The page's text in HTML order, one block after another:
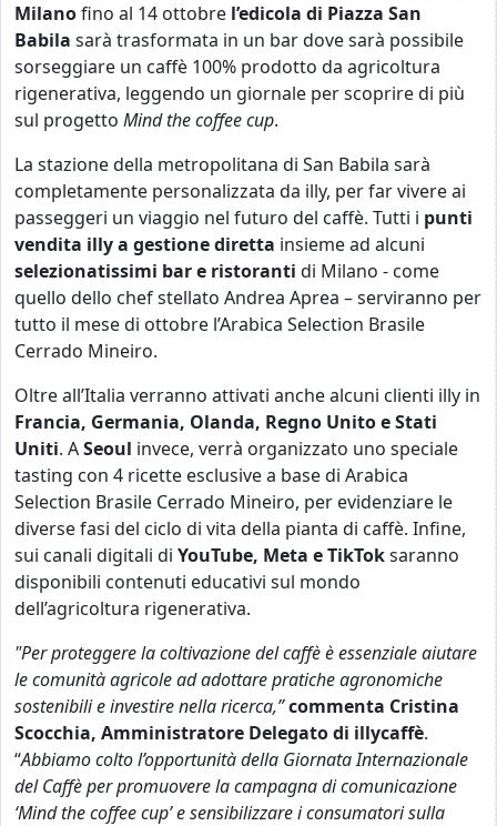
Milanofino al 14 ottobre l’edicola di Piazza San
Babila sarà trasformata in un bar dove sarà possibile
sorseggiare un caffè 100% prodotto da agricoltura
rigenerativa, leggendo un giornale per scoprire di più
sul progetto Mind the coffee cup.
La stazione della metropolitana di San Babila sarà
completamente personalizzata da illy, per far vivere ai
passeggeri un viaggio nel futuro del caffè. Tutti i punti
vendita illy a gestione diretta insieme ad alcuni
selezionatissimi bar e ristoranti di Milano - come
quello dello chef stellato Andrea Aprea – serviranno per
tutto il mese di ottobre l’Arabica Selection Brasile
Cerrado Mineiro.
Oltre all’Italia verranno attivati anche alcuni clienti illy in
Francia, Germania, Olanda, Regno Unito e Stati
Uniti. ASeoul invece, verrà organizzato uno speciale
tasting con 4 ricette esclusive a base di Arabica
Selection Brasile Cerrado Mineiro, per evidenziare le
diverse fasi del ciclo di vita della pianta di caffè. Infine,
sui canali digitali di YouTube, Meta e TikToksaranno
disponibili contenuti educativi sul mondo
dell’agricoltura rigenerativa.
"Per proteggere la coltivazione del caffè è essenziale aiutare
le comunità agricole ad adottare pratiche agronomiche
sostenibili e investire nella ricerca,”commenta Cristina
Scocchia, Amministratore Delegato di illycaffè.
“Abbiamo colto l’opportunità della Giornata Internazionale
del Caffè per promuovere la campagna di comunicazione
‘Mind the coffee cup’ e sensibilizzare i consumatori sulla